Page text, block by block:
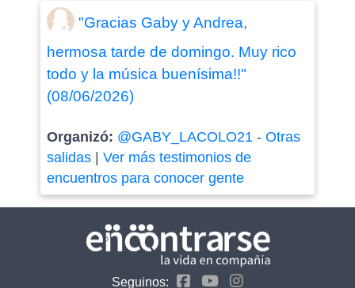
"Gracias Gaby y Andrea,
hermosa tarde de domingo. Muy rico
todo y la música buenísima!!"
(08/06/2026)
Organizó: @GABY_LACOLO21 - Otras
salidas| Ver más testimonios de
encuentros para conocer gente
Seguinos: